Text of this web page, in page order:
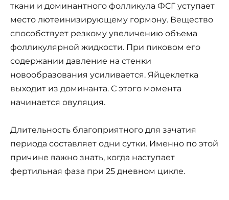
ткани и доминантного фолликула ФСГ уступает
место лютеинизирующему гормону. Вещество
способствует резкому увеличению объема
фолликулярной жидкости. При пиковом его
содержании давление на стенки
новообразования усиливается. Яйцеклетка
выходит из доминанта. С этого момента
начинается овуляция.
Длительность благоприятного для зачатия
периода составляет одни сутки. Именно по этой
причине важно знать, когда наступает
фертильная фаза при 25 дневном цикле.